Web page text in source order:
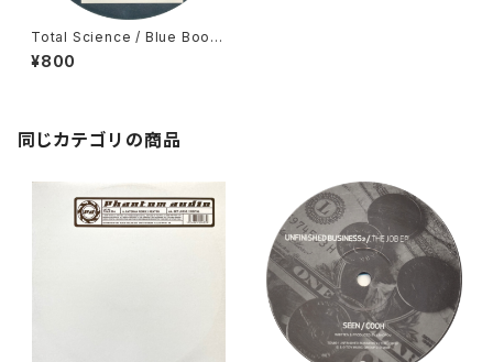
Total Science / Blue Book
- Industrial Action (LP Sam
pler) [Industry / 2003]
¥800
同じカテゴリの商品